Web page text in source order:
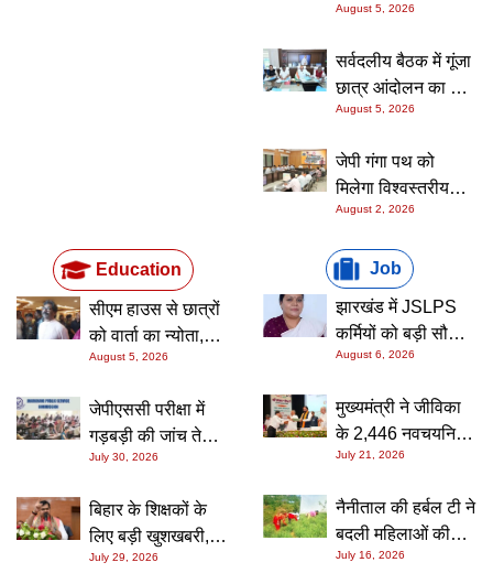
पर साधा निशाना, बोले-
आरजेडी के बड़े नेता
August 5, 2026
सर्वदलीय बैठक में गूंजा
छात्र आंदोलन का मुद्दा,
बाबूलाल मरांडी ने
मांग, जयराम महतो ने
दिया आंदोलन को
समर्थन
August 5, 2026
जेपी गंगा पथ को
मिलेगा विश्वस्तरीय
स्वरूप, कुर्जी से काली
किमी गंगा चैनल
August 2, 2026
Education
सीएम हाउस से छात्रों
को वार्ता का न्योता,
प्रतिनिधिमंडल पर
ने रखी खुली बातचीत
की शर्त
August 5, 2026
जेपीएससी परीक्षा में
गड़बड़ी की जांच तेज:
CID ने पास अभ्यर्थियों
कॉपी
July 30, 2026
बिहार के शिक्षकों के
लिए बड़ी खुशखबरी,
आज से खुला ट्रांसफर
July 29, 2026
Job
झारखंड में JSLPS
कर्मियों को बड़ी सौगात,
नई HR पॉलिसी से
1300 नए पद सृजित
कर रोजगार के अवसर
बढ़ाएगी सरकार
August 6, 2026
मुख्यमंत्री ने जीविका
के 2,446 नवचयनित
अभ्यर्थियों को बांटे
यह सिर्फ नौकरी नहीं,
सामाजिक बदलाव की
जिम्मेदारी
July 21, 2026
नैनीताल की हर्बल टी ने
बदली महिलाओं की
तकदीर, 300 से
July 16, 2026